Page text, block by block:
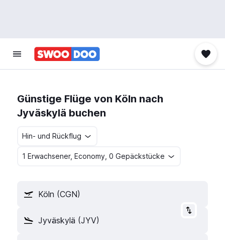
Günstige Flüge von Köln nach
Jyväskylä buchen
Hin- und Rückflug
1 Erwachsener, Economy, 0 Gepäckstücke
Köln (CGN)
Jyväskylä (JYV)